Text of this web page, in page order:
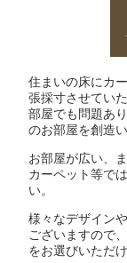
住まいの床にカ
張採寸させてい
部屋でも問題あ
のお部屋を創造
お部屋が広い、
カーペット等で
い。
様々なデザイン
ございますので
をお選びいただけ